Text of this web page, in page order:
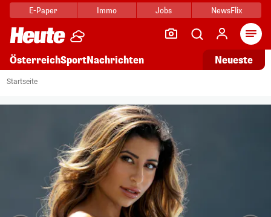
E-Paper Immo Jobs NewsFlix
ÖsterreichSportNachrichten Neueste
Startseite